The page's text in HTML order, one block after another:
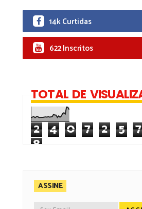
14k Curtidas
622 Inscritos
TOTAL DE
2 4 0 7 2 5 7
8
ASSINE